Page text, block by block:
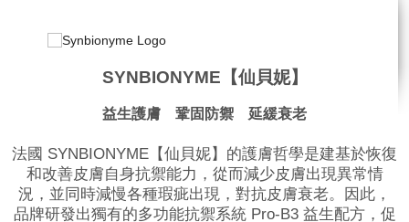
SYNBIONYME【仙貝妮】
益生護膚 鞏固防禦 延緩衰老
法國 SYNBIONYME【仙貝妮】的護膚哲學是建基於恢復
和改善皮膚自身抗禦能力，從而減少皮膚出現異常情
況，並同時減慢各種瑕疵出現，對抗皮膚衰老。因此，
品牌研發出獨有的多功能抗禦系統 Pro-B3 益生配方，促